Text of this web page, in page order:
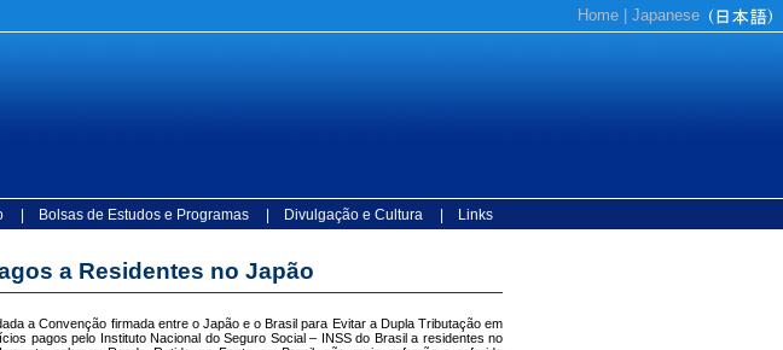
Home Japanese
| Bolsas de Estudos e Programas | Divulgação e Cultura | Links
a Residentes no Japão
a Convenção firmada entre o Japão e o Brasil para Evitar a Dupla Tributação em
pagos pelo Instituto Nacional do Seguro Social – INSS do Brasil a residentes no